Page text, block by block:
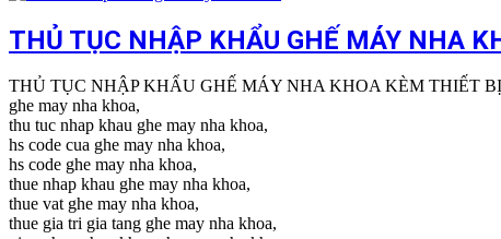
THỦ TỤC NHẬP KHẨU GHẾ MÁY NHA
THỦ TỤC NHẬP KHẨU GHẾ MÁY NHA KHOA KÈM THIẾT
ghe may nha khoa,
thu tuc nhap khau ghe may nha khoa,
hs code cua ghe may nha khoa,
hs code ghe may nha khoa,
thue nhap khau ghe may nha khoa,
thue vat ghe may nha khoa,
thue gia tri gia tang ghe may nha khoa,